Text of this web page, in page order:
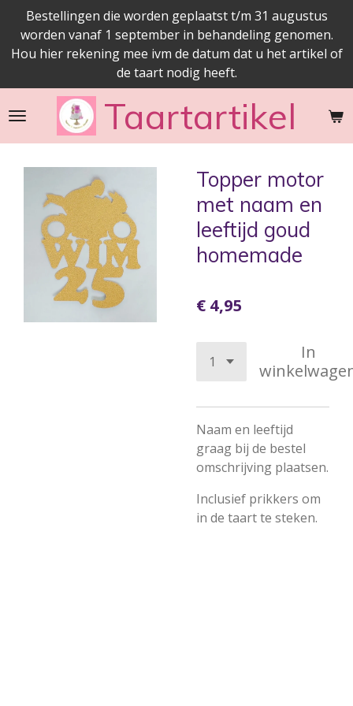
direct
naar
hoofdinhoud
Taartartikel
Bestellingen die worden geplaatst t/m 31 augustus
worden vanaf 1 september in behandeling genomen.
Hou hier rekening mee ivm de datum dat u het artikel of
de taart nodig heeft.
Topper motor
met naam en
leeftijd goud
homemade
€ 4,95
In
Naam en leeftijd
graag bij de bestel
omschrijving plaatsen.
Inclusief prikkers om
in de taart te steken.